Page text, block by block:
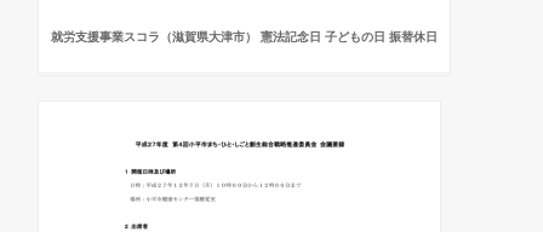
就労支援事業スコラ（滋賀県大津市） 憲法記念日 子どもの日 振替休日